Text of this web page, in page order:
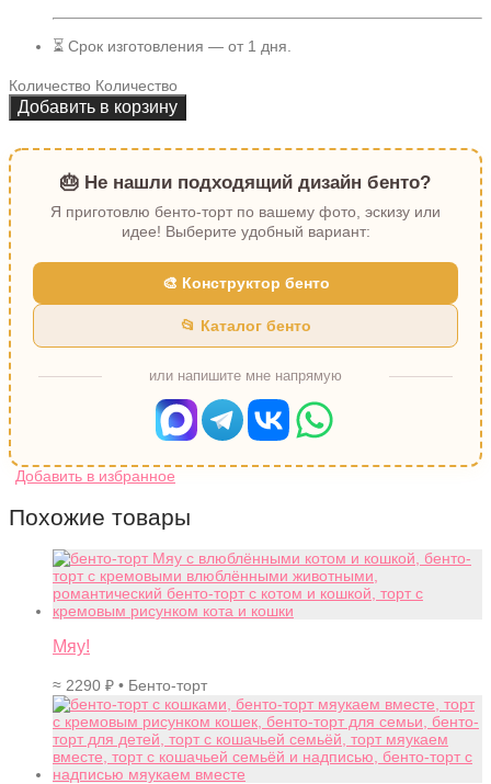
⏳ Срок изготовления — от 1 дня.
Количество Количество
Добавить в корзину
🎂 Не нашли подходящий дизайн бенто?
Я приготовлю бенто-торт по вашему фото, эскизу или
идее! Выберите удобный вариант:
🎨 Конструктор бенто
📂 Каталог бенто
или напишите мне напрямую
Похожие товары
Мяу!
≈ 2290 ₽ • Бенто-торт